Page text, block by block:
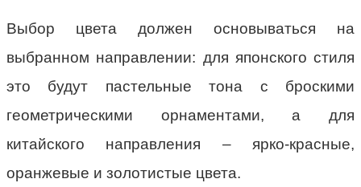
Выбор цвета должен основываться на
выбранном направлении: для японского стиля
это будут пастельные тона с броскими
геометрическими орнаментами, а для
китайского направления – ярко-красные,
оранжевые и золотистые цвета.